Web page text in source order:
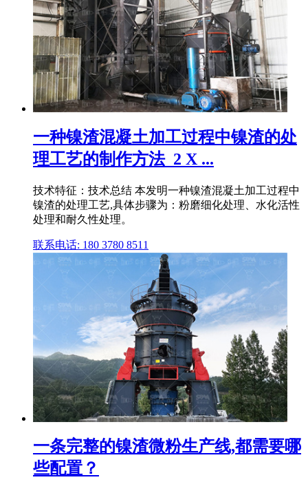
一种镍渣混凝土加工过程中镍渣的处
理工艺的制作方法_2 X ...
技术特征：技术总结 本发明一种镍渣混凝土加工过程中
镍渣的处理工艺,具体步骤为：粉磨细化处理、水化活性
处理和耐久性处理。
联系电话: 180 3780 8511
一条完整的镍渣微粉生产线,都需要哪
些配置？